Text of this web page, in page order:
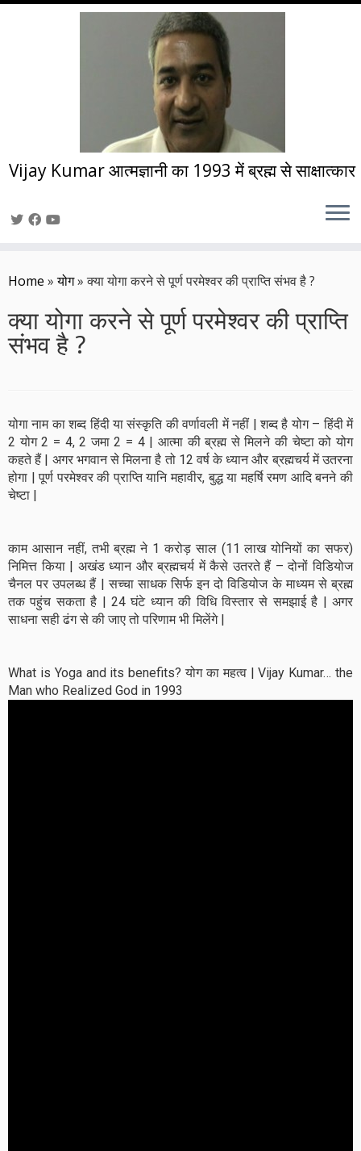
to
Vijay Kumar आत्मज्ञानी का 1993 में ब्रह्म से साक्षात्कार
Home » योग» क्या योगा करने से पूर्ण परमेश्वर की प्राप्ति संभव है ?
क्या योगा करने से पूर्ण परमेश्वर की प्राप्ति
संभव है ?
योगा नाम का शब्द हिंदी या संस्कृति की वर्णावली में नहीं | शब्द है योग – हिंदी में
2 योग 2 = 4, 2 जमा 2 = 4 | आत्मा की ब्रह्म से मिलने की चेष्टा को योग
कहते हैं | अगर भगवान से मिलना है तो 12 वर्ष के ध्यान और ब्रह्मचर्य में उतरना
होगा | पूर्ण परमेश्वर की प्राप्ति यानि महावीर, बुद्ध या महर्षि रमण आदि बनने की
चेष्टा |
काम आसान नहीं, तभी ब्रह्म ने 1 करोड़ साल (11 लाख योनियों का सफर)
निमित्त किया | अखंड ध्यान और ब्रह्मचर्य में कैसे उतरते हैं – दोनों विडियोज
चैनल पर उपलब्ध हैं | सच्चा साधक सिर्फ इन दो विडियोज के माध्यम से ब्रह्म
तक पहुंच सकता है | 24 घंटे ध्यान की विधि विस्तार से समझाई है | अगर
साधना सही ढंग से की जाए तो परिणाम भी मिलेंगे |
What is Yoga and its benefits? योग का महत्व | Vijay Kumar… the
Man who Realized God in 1993